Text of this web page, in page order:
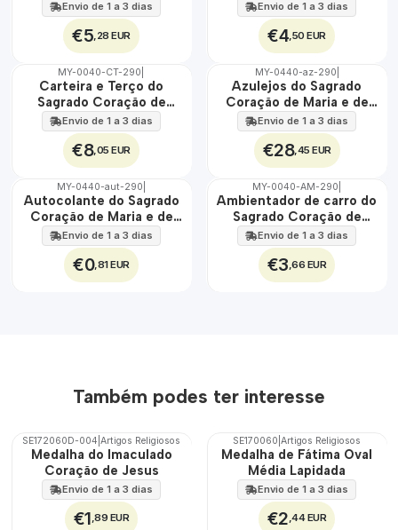
Jesus
Envio de 1 a 3 dias
€5 ,28 EUR
Maria e de Jesus
Envio de 1 a 3 dias
€4 ,50 EUR
🇵🇹
100%
MY-0040-CT-290
Carteira e Terço do
Sagrado Coração de
Maria e de Jesus
Envio de 1 a 3 dias
€8,05 EUR
🇵🇹
100%
EXT.
MY-0440-az-290
Azulejos do Sagrado
Coração de Maria e de
Jesus 30 cm x 45 cm
Envio de 1 a 3 dias
€28,45 EUR
🇵🇹
100%
MY-0440-aut-290
Autocolante do Sagrado
Coração de Maria e de
Jesus
Envio de 1 a 3 dias
€0,81 EUR
🇵🇹
100%
MY-0040-AM-290
Ambientador de carro do
Sagrado Coração de
Maria e de Jesus
Envio de 1 a 3 dias
€3 ,66 EUR
Também podes ter interesse
SE172060D-004 Artigos Religiosos
Medalha do Imaculado
Coração de Jesus
Envio de 1 a 3 dias
€1,89 EUR
SE170060 |Artigos Religiosos
Medalha de Fátima Oval
Média Lapidada
Envio de 1 a 3 dias
€2,44 EUR